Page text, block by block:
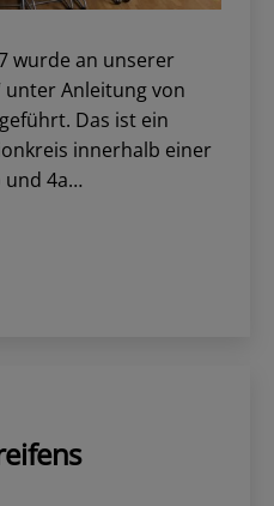
wurde an unserer
unter Anleitung von
Das ist ein
innerhalb einer
und 4a…